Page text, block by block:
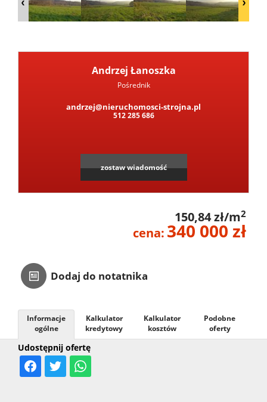
Andrzej Łanoszka
Pośrednik
andrzej@nieruchomosci-strojna.pl
512 285 686
zostaw wiadomość
150,84 zł/m2
cena: 340 000 zł
Dodaj do notatnika
Udostępnij ofertę
Informacje
ogólne
Kalkulator
kredytowy
Kalkulator
kosztów
Podobne
oferty